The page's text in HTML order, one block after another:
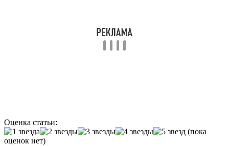
Оценка статьи:
(пока
оценок нет)